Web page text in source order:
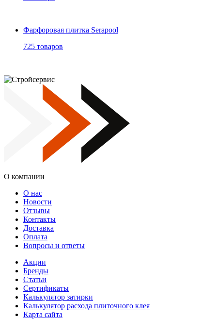
Фарфоровая плитка Serapool
725 товаров
О компании
О нас
Новости
Отзывы
Контакты
Доставка
Оплата
Вопросы и ответы
Акции
Бренды
Статьи
Сертификаты
Калькулятор затирки
Калькулятор расхода плиточного клея
Карта сайта